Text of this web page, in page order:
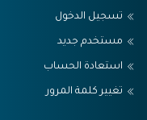
تسجيل الدخول
مستخدم جديد
استعادة الحساب
تغيير كلمة المرور